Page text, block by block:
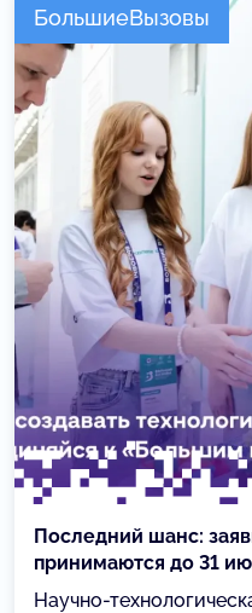
БольшиеВызовы
Последний шанс:
принимаются до 31
Научно-